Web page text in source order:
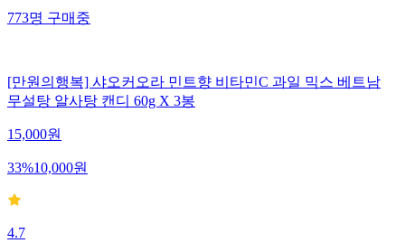
773명구매중
[만원의행복] 샤오커오라 민트향 비타민C 과일 믹스 베트남
무설탕 알사탕 캔디 60g X 3봉
15,000원
33%10,000원
4.7